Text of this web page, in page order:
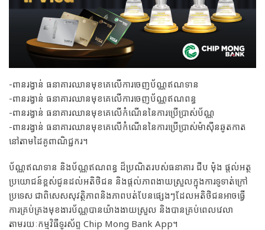
-ពានរង្វាន់ ធនាគារឈានមុខគេលើការចេញប័ណ្ណឥណទាន
-ពានរង្វាន់ ធនាគារឈានមុខគេលើការចេញប័ណ្ណឥណពន្ធ
-ពានរង្វាន់ ធនាគារឈានមុខគេលើកំណើននៃការប្រើប្រាស់ប័ណ្ណ
-ពានរង្វាន់ ធនាគារឈានមុខគេលើកំណើននៃការប្រើប្រាស់ម៉ាស៊ីនឆូតកាត
នៅតាមដៃគូពាណិជ្ជករ។
ប័ណ្ណឥណទាន និងប័ណ្ណឥណពន្ធ ដ៏ប្រណិតរបស់ធនាគារ ជីប ម៉ុង ផ្តល់អត្ថ
ប្រយោជន៍ខ្ពស់ជូនដល់អតិថិជន និងផ្តល់ភាពងាយស្រួលក្នុងការទូទាត់ក្រៅ
ប្រទេស ជាពិសេសសុវត្ថិភាពនិងភាពបត់បែនផ្សេងៗដែលអតិថិជនអាចធ្វើ
ការគ្រប់គ្រងមុខងារប័ណ្ណបានយ៉ាងងាយស្រួល និងបានគ្រប់ពេលវេលា
តាមរយៈកម្មវិធីទូរស័ព្ទ Chip Mong Bank App។